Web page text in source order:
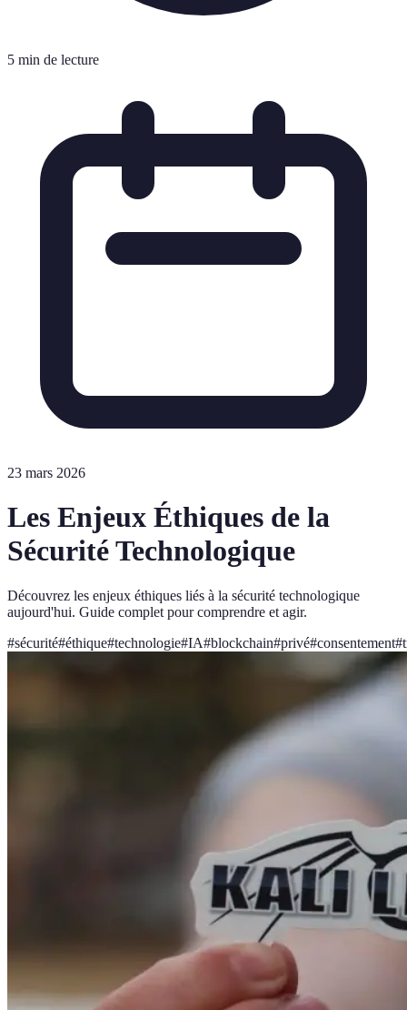
5 min de lecture
23 mars 2026
Les Enjeux Éthiques de la
Sécurité Technologique
Découvrez les enjeux éthiques liés à la sécurité technologique
aujourd'hui. Guide complet pour comprendre et agir.
#sécurité#éthique#technologie#IA#blockchain#privé#consentement#